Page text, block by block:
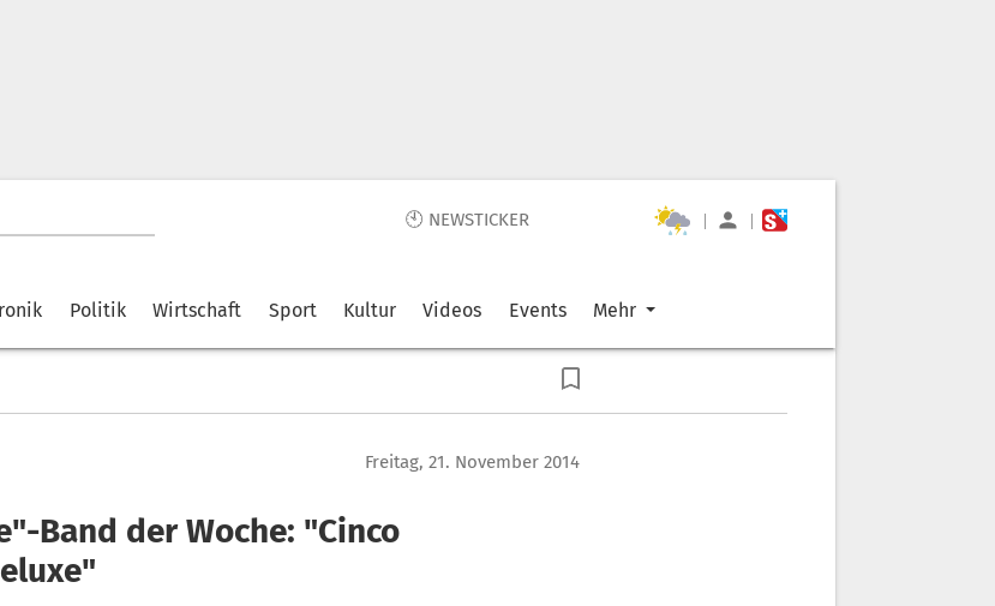
🕙 NEWSTICKER | |
Politik Wirtschaft Sport Kultur Videos Events Mehr
Freitag, 21. November 2014
Band der Woche: "Cinco